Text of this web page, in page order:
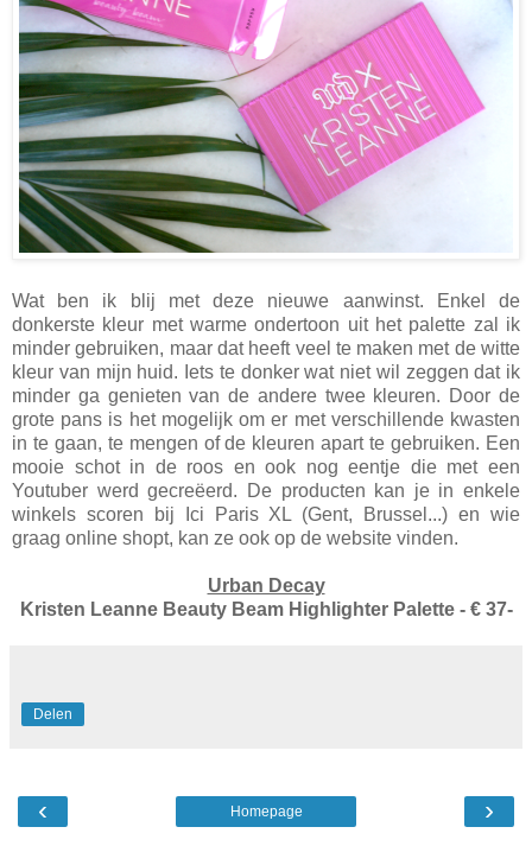
Wat ben ik blij met deze nieuwe aanwinst. Enkel de
donkerste kleur met warme ondertoon uit het palette zal ik
minder gebruiken, maar dat heeft veel te maken met de witte
kleur van mijn huid. Iets te donker wat niet wil zeggen dat ik
minder ga genieten van de andere twee kleuren. Door de
grote pans is het mogelijk om er met verschillende kwasten
in te gaan, te mengen of de kleuren apart te gebruiken. Een
mooie schot in de roos en ook nog eentje die met een
Youtuber werd gecreëerd. De producten kan je in enkele
winkels scoren bij Ici Paris XL (Gent, Brussel...) en wie
graag online shopt, kan ze ook op de website vinden.
Urban Decay
Kristen Leanne Beauty Beam Highlighter Palette - € 37-
Delen
‹ ›
Homepage